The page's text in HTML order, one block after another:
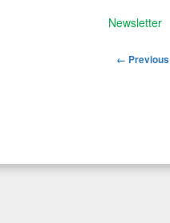
Newsletter
Image
← Previous